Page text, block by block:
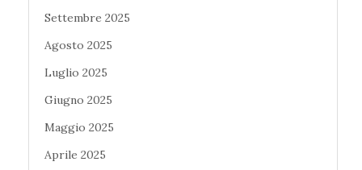
Settembre 2025
Agosto 2025
Luglio 2025
Giugno 2025
Maggio 2025
Aprile 2025